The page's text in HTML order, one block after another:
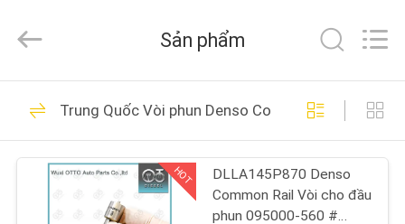
NHÀ
SẢN
PHẨM
OTTO
AUTO
All
Reserved.
Vòi phun Denso
Common Rail
225
Sản phẩm
Trung Quốc Vòi phun Denso Common Rail
HOT
DLLA145P870 Denso
Common Rail Vòi cho đầu
phun 095000-560 #